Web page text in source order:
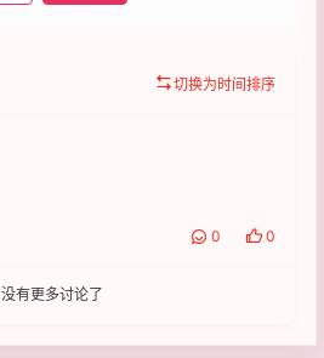
切换为时间排序
0 0
没有更多讨论了